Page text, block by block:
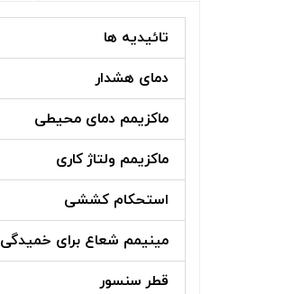
تائیدیه ها
دمای هشدار
ماکزیمم دمای محیطی
ماکزیمم ولتاژ کاری
استحکام کششی
مینیمم شعاع برای خمیدگی
قطر سنسور